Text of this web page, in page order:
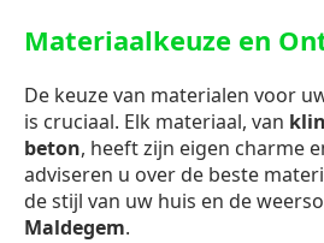
Materiaalkeuze en
De keuze van materialen voor
is cruciaal. Elk materiaal, van
beton, heeft zijn eigen charme
adviseren u over de beste
de stijl van uw huis en de
Maldegem.